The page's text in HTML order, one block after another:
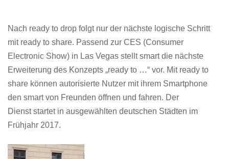
Nach ready to drop folgt nur der nächste logische Schritt
mit ready to share. Passend zur CES (Consumer
Electronic Show) in Las Vegas stellt smart die nächste
Erweiterung des Konzepts „ready to …“ vor. Mit ready to
share können autorisierte Nutzer mit ihrem Smartphone
den smart von Freunden öffnen und fahren. Der
Dienst startet in ausgewählten deutschen Städten im
Frühjahr 2017.